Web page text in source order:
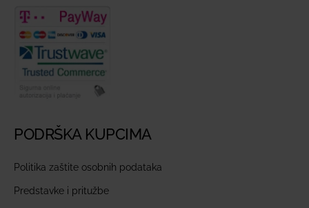
PODRŠKA KUPCIMA
Politika zaštite osobnih podataka
Predstavke i pritužbe